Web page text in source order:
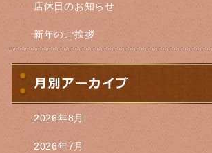
店休日のお知らせ
新年のご挨拶
2026年8月
2026年7月